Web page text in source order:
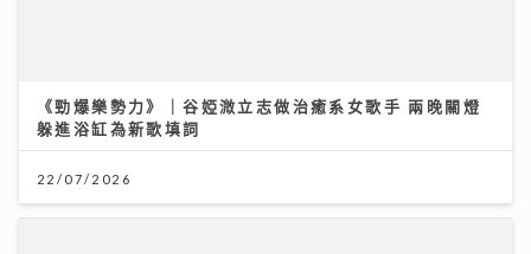
《勁爆樂勢力》｜谷婭溦立志做治癒系女歌手 兩晚關燈
躲進浴缸為新歌填詞
22/07/2026